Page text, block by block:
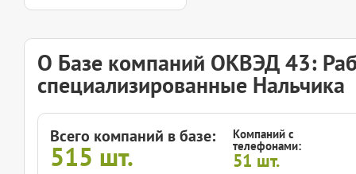
О Базе компаний ОКВЭД 43:
специализированные Нальчика
Всего компаний в базе:
515 шт.
Компаний с
телефонами:
51 шт.